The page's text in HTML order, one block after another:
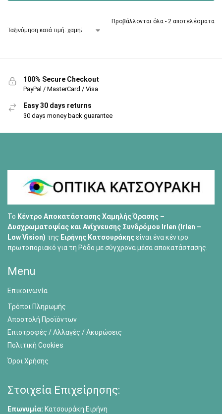
Προβάλλονται όλα - 2 αποτελέσματα
100% Secure Checkout
PayPal / MasterCard / Visa
Easy 30 days returns
30 days money back guarantee
Το Κέντρο Αποκατάστασης Χαμηλής Όρασης –
Δυσχρωματοψίας και Ανίχνευσης Συνδρόμου Irlen (Irlen –
Low Vision) της Ειρήνης Κατσουράκηςείναι ένα κέντρο
πρωτοποριακό για τη Ρόδο με σύγχρονα μέσα αποκατάστασης.
Menu
Επικοινωνία
Τρόποι Πληρωμής
Αποστολή Προϊόντων
Επιστροφές / Αλλαγές / Ακυρώσεις
Πολιτική Cookies
Όροι Χρήσης
Στοιχεία Επιχείρησης:
Επωνυμία: Κατσουράκη Ειρήνη